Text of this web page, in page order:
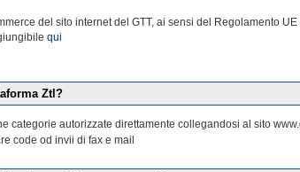
del sito internet del GTT, ai sensi del Regolamento
qui
Ztl?
categorie autorizzate direttamente collegandosi al sito
code od invii di fax e mail